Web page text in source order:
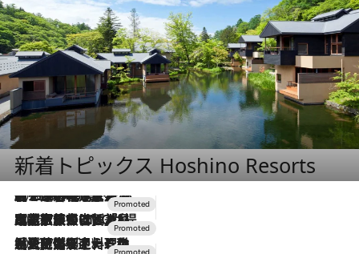
新着トピックス Hoshino Resorts
2026.8.7
【トンボの足水浴】ヒノキの香りに包まれて涼感マックス！約13℃の湧水かけ流しを避暑地「星野温泉 トンボの湯」で体験
2026.7.31
【ホテル帰省】という選択肢をOMOが提案。家族とほどよい距離を保つには「昼は実家、夜は気兼ねなくホテルで！」
2026.7.24
【夏限定ディナーコース】旬を迎える稚鮎や花ズッキーニなどをイタリア・トスカーナの郷土料理の手法で満喫！